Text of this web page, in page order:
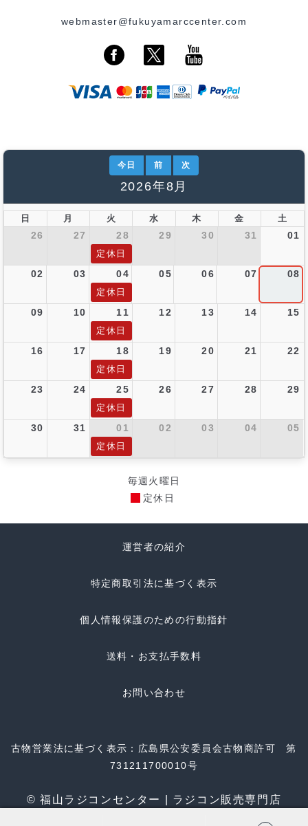
webmaster@fukuyamarccenter.com
今日 前 次
2026年8月
日 月 火 水 木 金 土
26 27 28 29 30 31 01
定休日
02 03 04 05 06 07 08
定休日
09 10 11 12 13 14 15
定休日
16 17 18 19 20 21 22
定休日
23 24 25 26 27 28 29
定休日
30 31 01 02 03 04 05
定休日
毎週火曜日
定休日
運営者の紹介
特定商取引法に基づく表示
個人情報保護のための行動指針
送料・お支払手数料
お問い合わせ
古物営業法に基づく表示：広島県公安委員会古物商許可 第
731211700010号
© 福山ラジコンセンター | ラジコン販売専門店